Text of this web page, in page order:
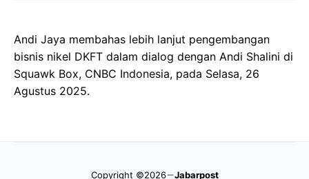
Andi Jaya membahas lebih lanjut pengembangan
bisnis nikel DKFT dalam dialog dengan Andi Shalini di
Squawk Box, CNBC Indonesia, pada Selasa, 26
Agustus 2025.
Copyright ©2026 Jabarpost